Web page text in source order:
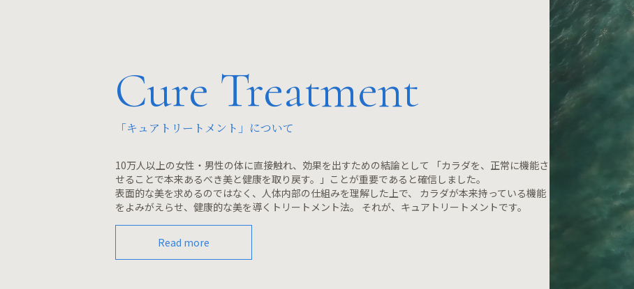
Cure Treatment
「キュアトリートメント」について
10万人以上の女性・男性の体に直接触れ、効果を出すための結論として 「カラダを、正常に機能さ
せることで本来あるべき美と健康を取り戻す。」ことが重要であると確信しました。
表面的な美を求めるのではなく、人体内部の仕組みを理解した上で、 カラダが本来持っている機能
をよみがえらせ、健康的な美を導くトリートメント法。 それが、キュアトリートメントです。
Read more